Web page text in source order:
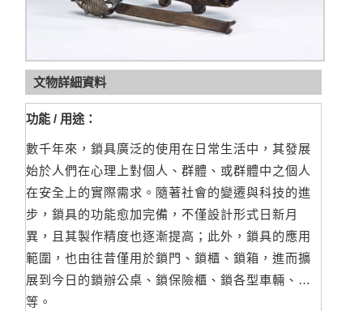
文物詳細資料
功能 / 用途：
數千年來，鎖具廣泛的使用在日常生活中，其發展
始於人們在心理上對個人、群體、或群體中之個人
在安全上的實際需求。隨著社會的變遷與科技的進
步，鎖具的功能愈加完備，不僅設計形式日新月
異，且其製作精度也逐漸提高；此外，鎖具的應用
範圍，也由往昔僅用於鎖門、鎖櫃、鎖箱，進而擴
展到今日的鎖辦公桌、鎖保險櫃、鎖各型車輛、…
等。